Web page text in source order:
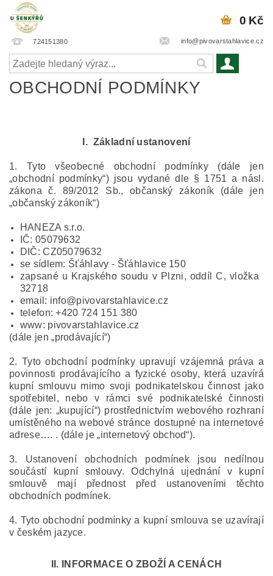
724151380 info@pivovarstahlavice.cz
0 Kč
OBCHODNÍ PODMÍNKY
I. Základní ustanovení
1. Tyto všeobecné obchodní podmínky (dále jen
„obchodní podmínky“) jsou vydané dle § 1751 a násl.
zákona č. 89/2012 Sb., občanský zákoník (dále jen
„občanský zákoník“)
HANEZA s.r.o.
IČ: 05079632
DIČ: CZ05079632
se sídlem: Šťáhlavy - Šťáhlavice 150
zapsané u Krajského soudu v Plzni, oddíl C, vložka
32718
email: info@pivovarstahlavice.cz
telefon: +420 724 151 380
www: pivovarstahlavice.cz
(dále jen „prodávající“)
2. Tyto obchodní podmínky upravují vzájemná práva a
povinnosti prodávajícího a fyzické osoby, která uzavírá
kupní smlouvu mimo svoji podnikatelskou činnost jako
spotřebitel, nebo v rámci své podnikatelské činnosti
(dále jen: „kupující“) prostřednictvím webového rozhraní
umístěného na webové stránce dostupné na internetové
adrese…. . (dále je „internetový obchod“).
3. Ustanovení obchodních podmínek jsou nedílnou
součástí kupní smlouvy. Odchylná ujednání v kupní
smlouvě mají přednost před ustanoveními těchto
obchodních podmínek.
4. Tyto obchodní podmínky a kupní smlouva se uzavírají
v českém jazyce.
II. INFORMACE O ZBOŽÍ A CENÁCH